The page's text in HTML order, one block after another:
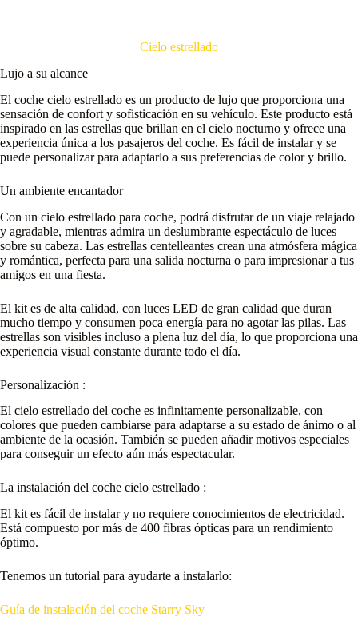
Cielo estrellado
Lujo a su alcance
El coche cielo estrellado es un producto de lujo que proporciona una
sensación de confort y sofisticación en su vehículo. Este producto está
inspirado en las estrellas que brillan en el cielo nocturno y ofrece una
experiencia única a los pasajeros del coche. Es fácil de instalar y se
puede personalizar para adaptarlo a sus preferencias de color y brillo.
Un ambiente encantador
Con un cielo estrellado para coche, podrá disfrutar de un viaje relajado
y agradable, mientras admira un deslumbrante espectáculo de luces
sobre su cabeza. Las estrellas centelleantes crean una atmósfera mágica
y romántica, perfecta para una salida nocturna o para impresionar a tus
amigos en una fiesta.
El kit es de alta calidad, con luces LED de gran calidad que duran
mucho tiempo y consumen poca energía para no agotar las pilas. Las
estrellas son visibles incluso a plena luz del día, lo que proporciona una
experiencia visual constante durante todo el día.
Personalización :
El cielo estrellado del coche es infinitamente personalizable, con
colores que pueden cambiarse para adaptarse a su estado de ánimo o al
ambiente de la ocasión. También se pueden añadir motivos especiales
para conseguir un efecto aún más espectacular.
La instalación del coche cielo estrellado :
El kit es fácil de instalar y no requiere conocimientos de electricidad.
Está compuesto por más de 400 fibras ópticas para un rendimiento
óptimo.
Tenemos un tutorial para ayudarte a instalarlo:
Guía de instalación del coche Starry Sky